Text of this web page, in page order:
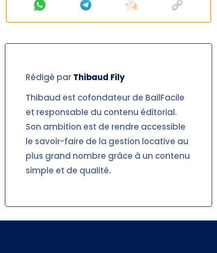
Rédigé par Thibaud Fily
Thibaud est cofondateur de BailFacile
et responsable du contenu éditorial.
Son ambition est de rendre accessible
le savoir-faire de la gestion locative au
plus grand nombre grâce à un contenu
simple et de qualité.